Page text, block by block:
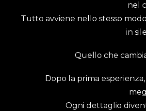
nel
Tutto avviene nello stesso
in
Quello che
Dopo la prima
Ogni dettaglio